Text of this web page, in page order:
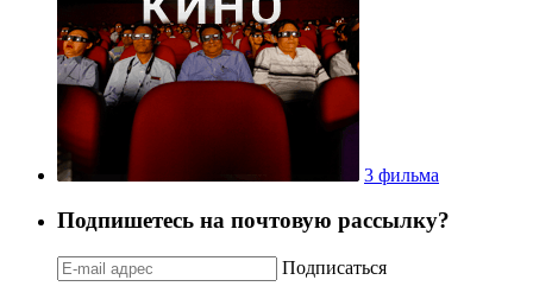
3 фильма
Подпишетесь на почтовую рассылку?
Подписаться